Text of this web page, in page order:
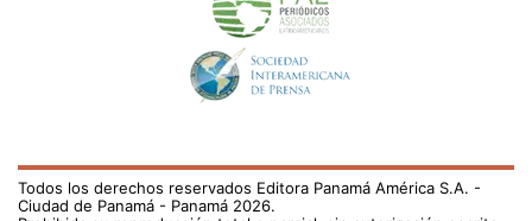
Todos los derechos reservados Editora Panamá América S.A. -
Ciudad de Panamá - Panamá 2026.